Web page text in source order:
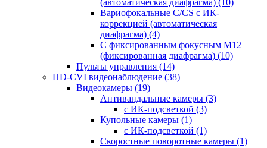
(автоматическая диафрагма) (10)
Вариофокальные C/CS с ИК-
коррекцией (автоматическая
диафрагма) (4)
С фиксированным фокусным М12
(фиксированная диафрагма) (10)
Пульты управления (14)
HD-CVI видеонаблюдение (38)
Видеокамеры (19)
Антивандальные камеры (3)
с ИК-подсветкой (3)
Купольные камеры (1)
с ИК-подсветкой (1)
Скоростные поворотные камеры (1)